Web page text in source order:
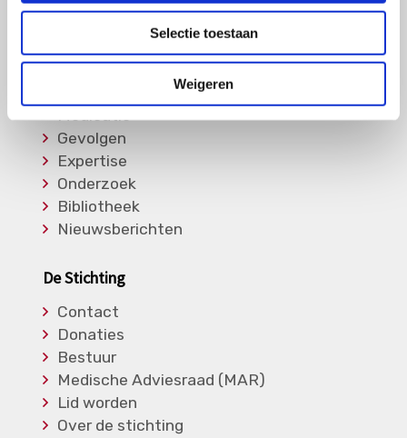
Selectie toestaan
Weigeren
Overige Vasculitiden
Informatie
Soorten Vasculitis
Medicatie
Gevolgen
Expertise
Onderzoek
Bibliotheek
Nieuwsberichten
De Stichting
Contact
Donaties
Bestuur
Medische Adviesraad (MAR)
Lid worden
Over de stichting